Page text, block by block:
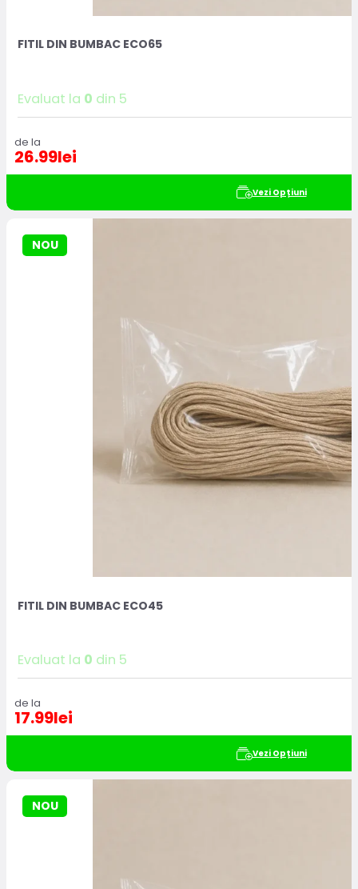
FITIL DIN BUMBAC ECO65
Evaluat la 0 din 5
de la
26.99lei
Vezi Opțiuni
NOU
FITIL DIN BUMBAC ECO45
Evaluat la 0 din 5
de la
17.99lei
Vezi Opțiuni
NOU